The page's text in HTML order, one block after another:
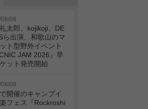
08
太郎、kojikoji、DE
ら出演、和歌山のマ
ト型野外イベント
JAM 2026』早
ット発売開始
08
開催のキャンプイ
フェス『Rockroshi